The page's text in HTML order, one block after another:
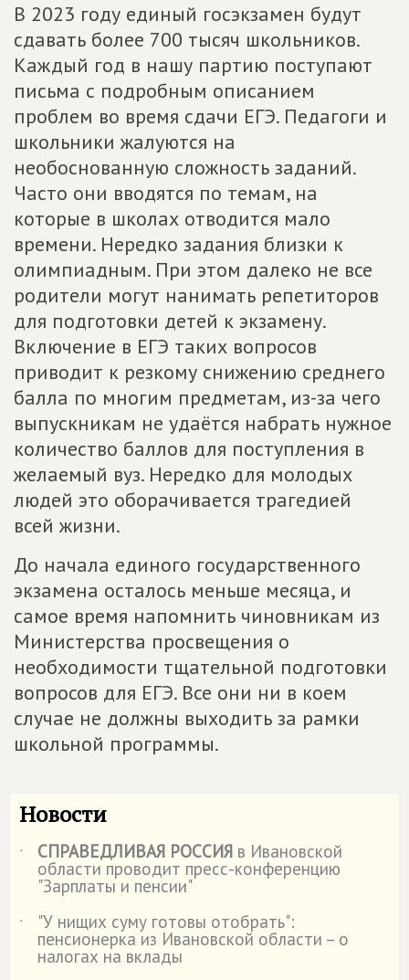
В 2023 году единый госэкзамен будут
сдавать более 700 тысяч школьников.
Каждый год в нашу партию поступают
письма с подробным описанием
проблем во время сдачи ЕГЭ. Педагоги и
школьники жалуются на
необоснованную сложность заданий.
Часто они вводятся по темам, на
которые в школах отводится мало
времени. Нередко задания близки к
олимпиадным. При этом далеко не все
родители могут нанимать репетиторов
для подготовки детей к экзамену.
Включение в ЕГЭ таких вопросов
приводит к резкому снижению среднего
балла по многим предметам, из-за чего
выпускникам не удаётся набрать нужное
количество баллов для поступления в
желаемый вуз. Нередко для молодых
людей это оборачивается трагедией
всей жизни.
До начала единого государственного
экзамена осталось меньше месяца, и
самое время напомнить чиновникам из
Министерства просвещения о
необходимости тщательной подготовки
вопросов для ЕГЭ. Все они ни в коем
случае не должны выходить за рамки
школьной программы.
Новости
˙ СПРАВЕДЛИВАЯ РОССИЯ в Ивановской
области проводит пресс-конференцию
"Зарплаты и пенсии"
˙
"У нищих суму готовы отобрать":
пенсионерка из Ивановской области – о
налогах на вклады